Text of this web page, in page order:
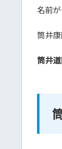
名前
筒井
筒井